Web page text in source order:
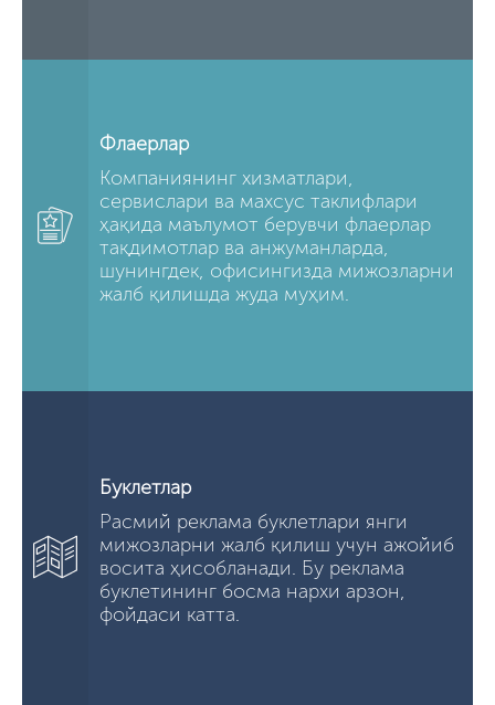
Флаерлар
Компаниянинг хизматлари,
сервислари ва махсус таклифлари
ҳақида маълумот берувчи флаерлар
тақдимотлар ва анжуманларда,
шунингдек, офисингизда мижозларни
жалб қилишда жуда муҳим.
Буклетлар
Расмий реклама буклетлари янги
мижозларни жалб қилиш учун ажойиб
восита ҳисобланади. Бу реклама
буклетининг босма нархи арзон,
фойдаси катта.